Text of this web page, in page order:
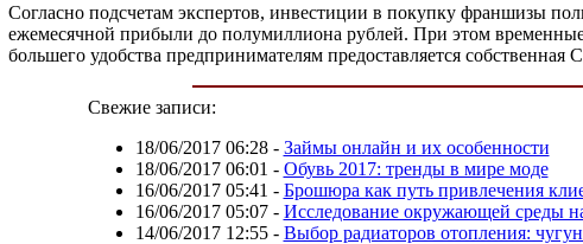
Согласно подсчетам экспертов, инвестиции в покупку франшизы
ежемесячной прибыли до полумиллиона рублей. При этом
большего удобства предпринимателям предоставляется
Свежие записи:
18/06/2017 06:28- Займы онлайн и их особенности
18/06/2017 06:01 - Обувь 2017: тренды в мире моде
16/06/2017 05:41 - Брошюра как путь привлечения
16/06/2017 05:07- Исследование окружающей среды
14/06/2017 12:55- Выбор радиаторов отопления: